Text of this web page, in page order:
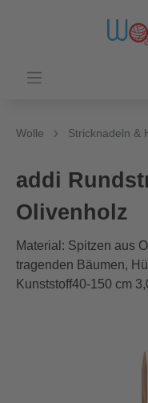
Wolle Stricknadeln &
addi
Olivenholz
Material: Spitzen aus
tragenden Bäumen,
Kunststoff40-150 cm